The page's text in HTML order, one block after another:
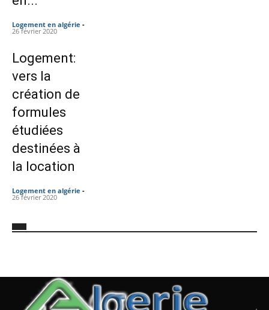
Logement en algérie -
26 février 2020
Logement:
vers la
création de
formules
étudiées
destinées à
la location
Logement en algérie -
26 février 2020